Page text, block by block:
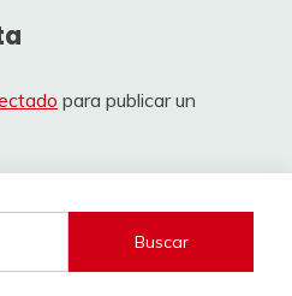
para publicar un